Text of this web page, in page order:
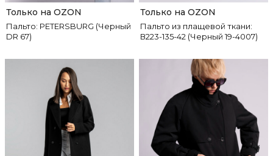
Пальто: PETERSBURG (Черный
DR 67)
Только на OZON
Пальто из плащевой ткани:
В223-135-42 (Черный 19-4007)
Только на OZON